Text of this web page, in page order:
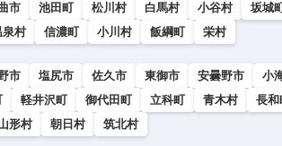
市 池田町 松川村 白馬村 小谷村
坂城
泉村 信濃町 小川村 飯綱町 栄村
市 塩尻市 佐久市 東御市 安曇野市
小
軽井沢町 御代田町 立科町 青木村
長和
形村 朝日村 筑北村